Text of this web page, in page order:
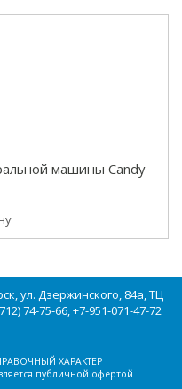
машины Candy
ул. Дзержинского, 84а, ТЦ
74-75-66, +7-951-071-47-72
ХАРАКТЕР
публичной офертой